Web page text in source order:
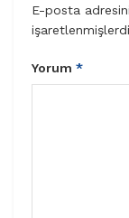
E-posta
Yorum *